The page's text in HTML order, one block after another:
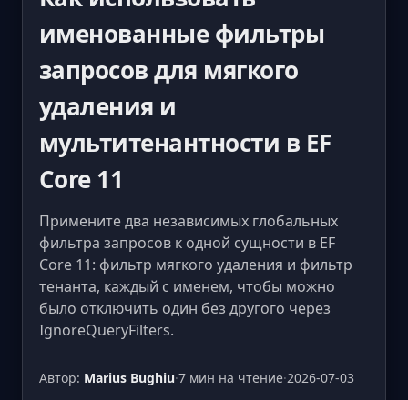
именованные фильтры
запросов для мягкого
удаления и
мультитенантности в EF
Core 11
Примените два независимых глобальных
фильтра запросов к одной сущности в EF
Core 11: фильтр мягкого удаления и фильтр
тенанта, каждый с именем, чтобы можно
было отключить один без другого через
IgnoreQueryFilters.
Автор: Marius Bughiu·7 мин на чтение·2026-07-03